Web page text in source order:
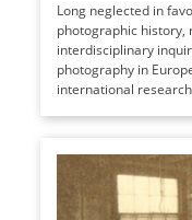
Long neglected in
photographic
interdisciplinary
photography in
international